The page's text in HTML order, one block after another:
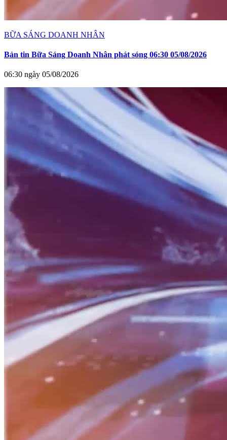
BỮA SÁNG DOANH NHÂN
Bản tin Bữa Sáng Doanh Nhân phát sóng 06:30 05/08/2026
06:30 ngày 05/08/2026